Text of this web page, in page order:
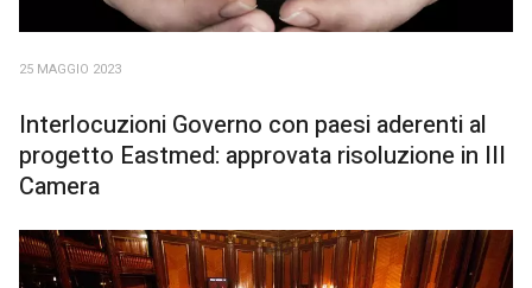
25 MAGGIO 2023
Interlocuzioni Governo con paesi aderenti al
progetto Eastmed: approvata risoluzione in III
Camera